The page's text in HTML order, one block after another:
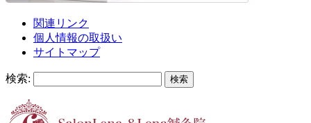
関連リンク
個人情報の取扱い
サイトマップ
検索: